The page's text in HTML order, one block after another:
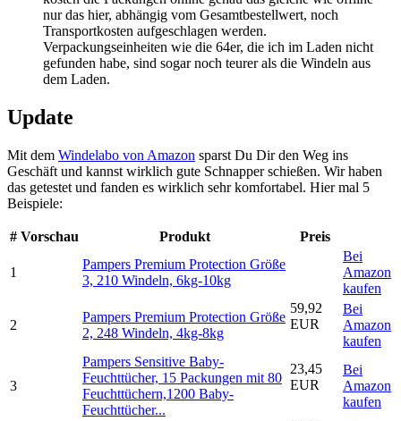
nur das hier, abhängig vom Gesamtbestellwert, noch
Transportkosten aufgeschlagen werden.
Verpackungseinheiten wie die 64er, die ich im Laden nicht
gefunden habe, sind sogar noch teurer als die Windeln aus
dem Laden.
Update
Mit dem Windelabo von Amazon sparst Du Dir den Weg ins
Geschäft und kannst wirklich gute Schnapper schießen. Wir haben
das getestet und fanden es wirklich sehr komfortabel. Hier mal 5
Beispiele:
# Vorschau Produkt Preis
1
Pampers Premium Protection Größe
3, 210 Windeln, 6kg-10kg
Bei
Amazon
kaufen
2
Pampers Premium Protection Größe
2, 248 Windeln, 4kg-8kg
59,92
EUR
Bei
Amazon
kaufen
3
Pampers Sensitive Baby-
Feuchttücher, 15 Packungen mit 80
Feuchttüchern,1200 Baby-
Feuchttücher...
23,45
EUR
Bei
Amazon
kaufen